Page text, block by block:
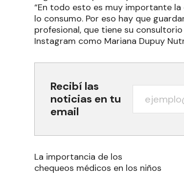
“En todo esto es muy importante
lo consumo. Por eso hay que
profesional, que tiene su
Instagram como Mariana Dupuy
Recibí las
noticias en tu
email
La importancia de los
chequeos médicos en los niños